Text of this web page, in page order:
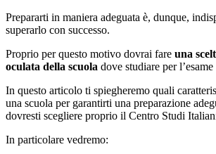
Prepararti in maniera adeguata è, dunque,
superarlo con successo.
Proprio per questo motivo dovrai fare una
oculata della scuola dove studiare per
In questo articolo ti spiegheremo quali
una scuola per garantirti una preparazione
dovresti scegliere proprio il Centro Studi
In particolare vedremo: